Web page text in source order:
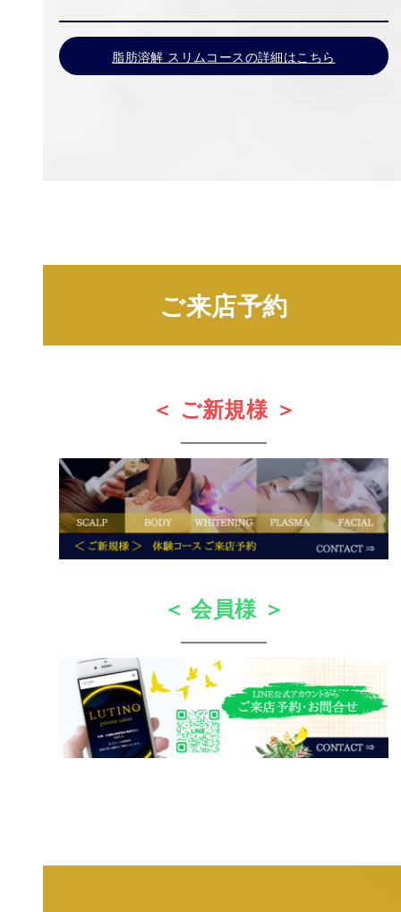
脂肪溶解 スリムコースの詳細はこちら
ご来店予約
＜ ご新規様 ＞
＜ 会員様 ＞